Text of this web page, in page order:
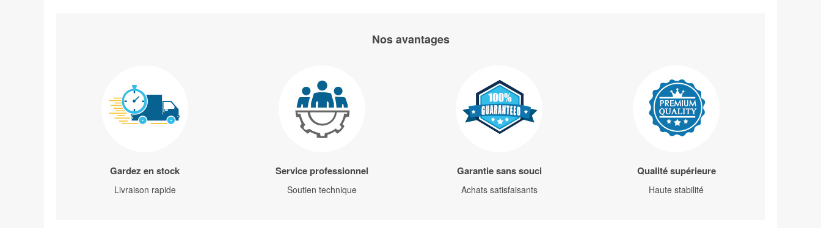
Nos avantages
Gardez en stock
Livraison rapide
Service professionnel
Soutien technique
Garantie sans souci
Achats satisfaisants
Qualité supérieure
Haute stabilité